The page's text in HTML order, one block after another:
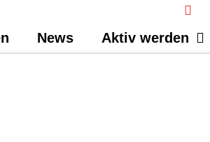
News Aktiv werden